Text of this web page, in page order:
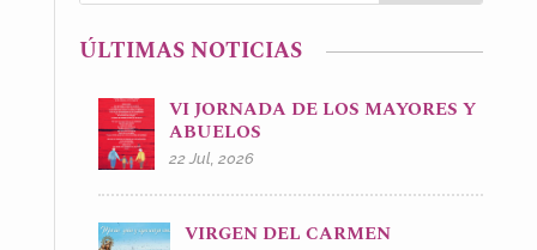
ÚLTIMAS NOTICIAS
VI JORNADA DE LOS MAYORES Y
ABUELOS
22 Jul, 2026
VIRGEN DEL CARMEN